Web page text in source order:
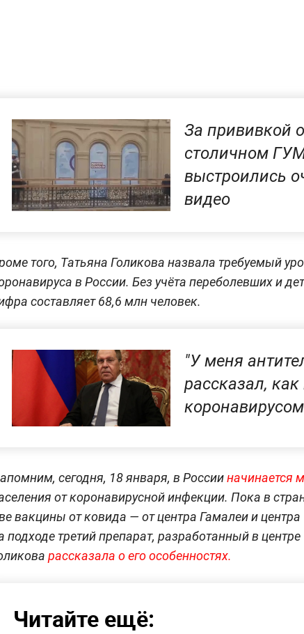
За прививкой
столичном
выстроились
видео
того, Татьяна Голикова назвала требуемый
в России. Без учёта переболевших и
составляет 68,6 млн человек.
"У меня
рассказал,
коронавирусом
сегодня, 18 января, в Россииначинается
от коронавирусной инфекции. Пока в
вакцины от ковида — от центра Гамалеи и центра
подходе третий препарат, разработанный в
рассказала о его особенностях.
Читайте ещё: